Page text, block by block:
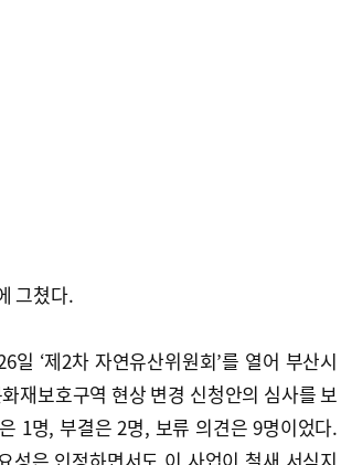
그쳤다.
‘제2차 자연유산위원회’를 열어 부산시
재보호구역 현상 변경 신청안의 심사를 보
1명, 부결은 2명, 보류 의견은 9명이었다.